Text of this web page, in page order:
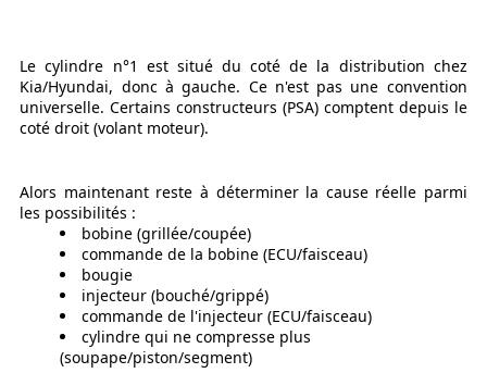
Le cylindre n°1 est situé du coté de la distribution chez
Kia/Hyundai, donc à gauche. Ce n'est pas une convention
universelle. Certains constructeurs (PSA) comptent depuis le
coté droit (volant moteur).
Alors maintenant reste à déterminer la cause réelle parmi
les possibilités :
bobine (grillée/coupée)
commande de la bobine (ECU/faisceau)
bougie
injecteur (bouché/grippé)
commande de l'injecteur (ECU/faisceau)
cylindre qui ne compresse plus
(soupape/piston/segment)